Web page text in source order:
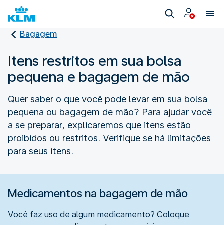
Bagagem
Itens restritos em sua bolsa
pequena e bagagem de mão
Quer saber o que você pode levar em sua bolsa
pequena ou bagagem de mão? Para ajudar você
a se preparar, explicaremos que itens estão
proibidos ou restritos. Verifique se há limitações
para seus itens.
Medicamentos na bagagem de mão
Você faz uso de algum medicamento? Coloque